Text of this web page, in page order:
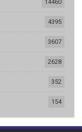
14460
4395
3607
2628
352
154